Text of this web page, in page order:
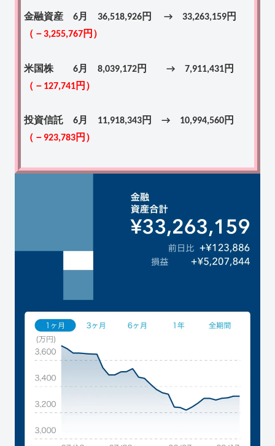
金融資産 6月 36,518,926円 → 33,263,159円
（－3,255,767円）
米国株 6月 8,039,172円 → 7,911,431円
（－127,741円）
投資信託 6月 11,918,343円 → 10,994,560円
（－923,783円）